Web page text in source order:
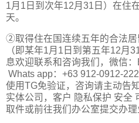
1月1日到次年12月31日）在住
天。
②取得住在国连续五年的合法居
（即某年1月1日到第五年12月
息欢迎联系和咨询我们，微信
Whats app：+63 912-0912-
使用TG免验证，咨询请主动告
实体公司，客户 隐私保护 安全
取件或前往我们办公室提交办理